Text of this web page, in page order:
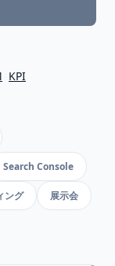
KPI
Search Console
ング 展示会